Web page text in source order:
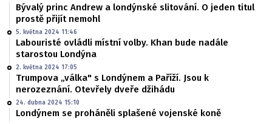
Bývalý princ Andrew a londýnské slitování. O jeden titul
prostě přijít nemohl
5. května 2024 11:46
Labouristé ovládli místní volby. Khan bude nadále
starostou Londýna
2. května 2024 17:05
Trumpova „válka" s Londýnem a Paříží. Jsou k
nerozeznání. Otevřely dveře džihádu
24. dubna 2024 15:10
Londýnem se proháněli splašené vojenské koně